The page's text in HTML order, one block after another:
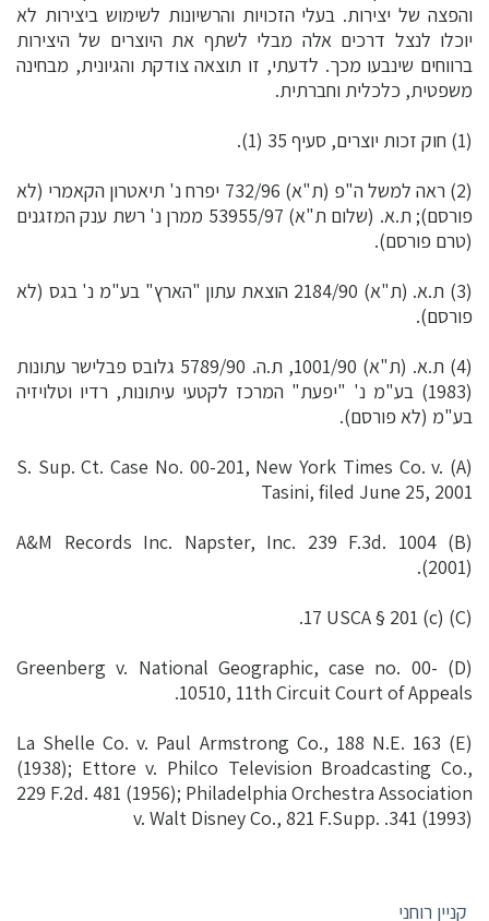
והפצה של יצירות. בעלי הזכויות והרשיונות לשימוש ביצירות לא
יוכלו לנצל דרכים אלה מבלי לשתף את היוצרים של היצירות
ברווחים שינבעו מכך. לדעתי, זו תוצאה צודקת והגיונית, מבחינה
משפטית, כלכלית וחברתית.
(1) חוק זכות יוצרים, סעיף 35 (1).
(2) ראה למשל ה"פ (ת"א) 732/96 יפרח נ' תיאטרון הקאמרי (לא
פורסם); ת.א. (שלום ת"א) 53955/97 ממרן נ' רשת ענק המזגנים
(טרם פורסם).
(3) ת.א. (ת"א) 2184/90 הוצאת עתון "הארץ" בע"מ נ' בגס (לא
פורסם).
(4) ת.א. (ת"א) 1001/90, ת.ה. 5789/90 גלובס פבלישר עתונות
(1983) בע"מ נ' "יפעת" המרכז לקטעי עיתונות, רדיו וטלויזיה
בע"מ (לא פורסם).
(A) S. Sup. Ct. Case No. 00-201, New York Times Co. v.
Tasini, filed June 25, 2001
(B) A&M Records Inc. Napster, Inc. 239 F.3d. 1004
(2001).
(C) 17 USCA § 201 (c).
(D) Greenberg v. National Geographic, case no. 00-
10510, 11th Circuit Court of Appeals.
(E) La Shelle Co. v. Paul Armstrong Co., 188 N.E. 163
(1938); Ettore v. Philco Television Broadcasting Co.,
229 F.2d. 481 (1956); Philadelphia Orchestra Association
v. Walt Disney Co., 821 F.Supp. .341 (1993)
קניין רוחני